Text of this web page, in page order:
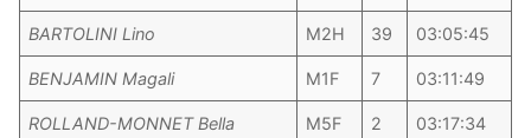
BARTOLINI Lino M2H 39 03:05:45
BENJAMIN Magali M1F 7 03:11:49
ROLLAND-MONNET Bella M5F 2 03:17:34